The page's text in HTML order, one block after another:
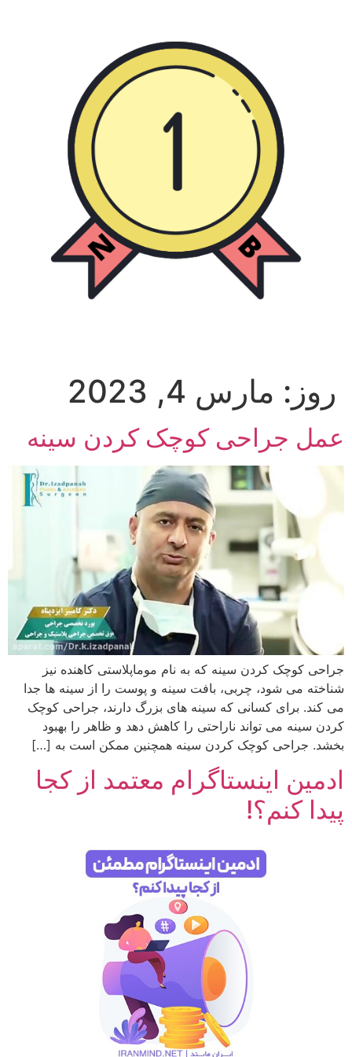
روز: مارس 4, 2023
عمل جراحی کوچک کردن سینه
جراحی کوچک کردن سینه که به نام موماپلاستی کاهنده نیز
شناخته می شود، چربی، بافت سینه و پوست را از سینه ها جدا
می کند. برای کسانی که سینه های بزرگ دارند، جراحی کوچک
کردن سینه می تواند ناراحتی را کاهش دهد و ظاهر را بهبود
بخشد. جراحی کوچک کردن سینه همچنین ممکن است به […]
ادمین اینستاگرام معتمد از کجا
پیدا کنم؟!